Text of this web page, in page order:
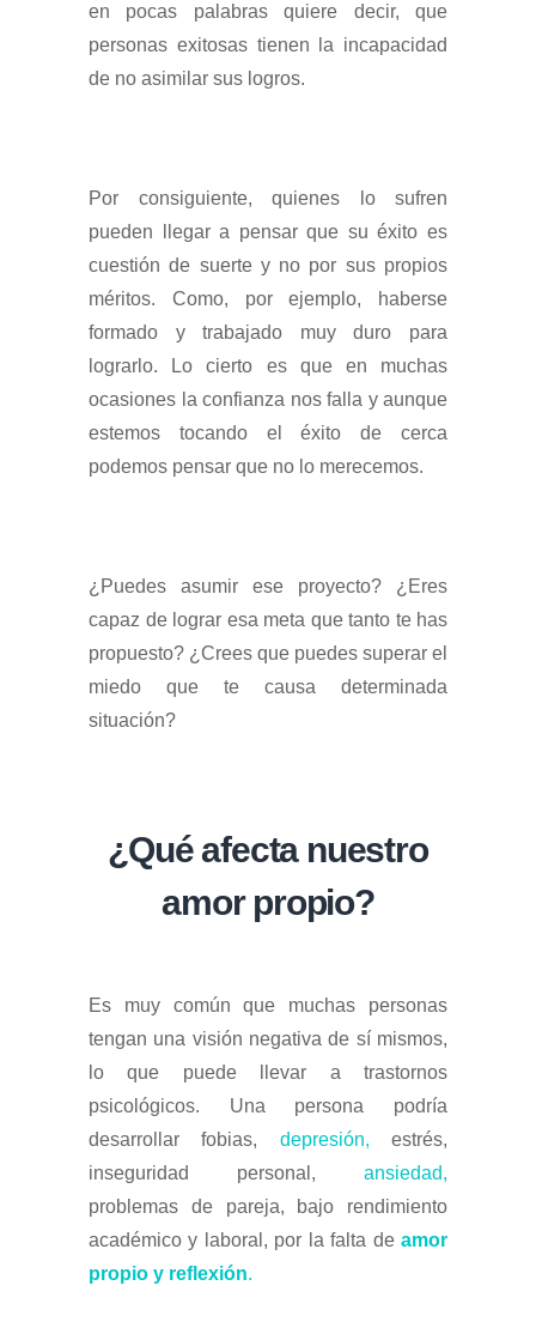
en pocas palabras quiere decir, que
personas exitosas tienen la incapacidad
de no asimilar sus logros.
Por consiguiente, quienes lo sufren
pueden llegar a pensar que su éxito es
cuestión de suerte y no por sus propios
méritos. Como, por ejemplo, haberse
formado y trabajado muy duro para
lograrlo. Lo cierto es que en muchas
ocasiones la confianza nos falla y aunque
estemos tocando el éxito de cerca
podemos pensar que no lo merecemos.
¿Puedes asumir ese proyecto? ¿Eres
capaz de lograr esa meta que tanto te has
propuesto? ¿Crees que puedes superar el
miedo que te causa determinada
situación?
¿Qué afecta nuestro
amor propio?
Es muy común que muchas personas
tengan una visión negativa de sí mismos,
lo que puede llevar a trastornos
psicológicos. Una persona podría
desarrollar fobias, depresión, estrés,
inseguridad personal, ansiedad,
problemas de pareja, bajo rendimiento
académico y laboral, por la falta de amor
propio y reflexión.